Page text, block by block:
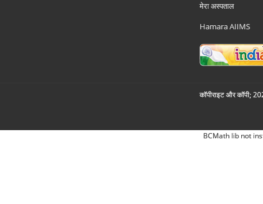
मेरा अस्पताल
Hamara AIIMS
कॉपीराइट और कॉपी;
BCMath lib not